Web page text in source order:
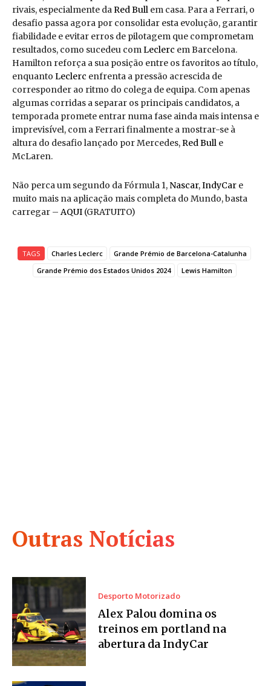
Outras Notícias
Desporto Motorizado
Alex Palou domina os
treinos em portland na
abertura da IndyCar
rivais, especialmente daRed Bull em casa. Para a Ferrari, o
desafio passa agora por consolidar esta evolução, garantir
fiabilidade e evitar erros de pilotagem que comprometam
resultados, como sucedeu comLeclerc em Barcelona.
Hamilton reforça a sua posição entre os favoritos ao título,
enquanto Leclerc enfrenta a pressão acrescida de
corresponder ao ritmo do colega de equipa. Com apenas
algumas corridas a separar os principais candidatos, a
temporada promete entrar numa fase ainda mais intensa e
imprevisível, com a Ferrari finalmente a mostrar-se à
altura do desafio lançado por Mercedes,Red Bull e
McLaren.
Não perca um segundo da Fórmula 1, Nascar,IndyCar e
muito mais na aplicação mais completa do Mundo, basta
carregar – AQUI (GRATUITO)
TAGS Charles Leclerc
Grande Prémio de Barcelona-Catalunha
Grande Prémio dos Estados Unidos 2024
Lewis Hamilton